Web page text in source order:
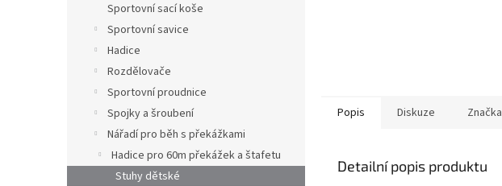
Sportovní sací koše
Sportovní savice
Hadice
Rozdělovače
Sportovní proudnice
Spojky a šroubení
Nářadí pro běh s překážkami
Hadice pro 60m překážek a štafetu
Stuhy dětské
Popis Diskuze Značka
Detailní popis produktu